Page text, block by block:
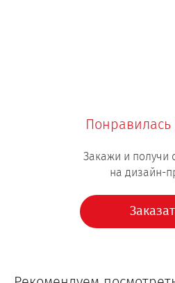
Понравилась
Закажи и получи
на дизайн-